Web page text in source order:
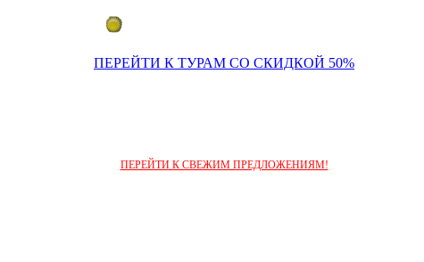
ПЕРЕЙТИ К ТУРАМ СО СКИДКОЙ 50%
ПЕРЕЙТИ К СВЕЖИМ ПРЕДЛОЖЕНИЯМ!